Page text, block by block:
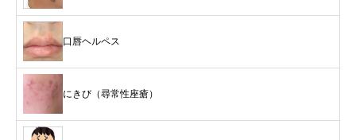
口唇ヘルペス
にきび（尋常性座瘡）